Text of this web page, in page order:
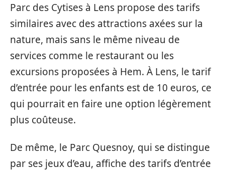
Parc des Cytises à Lens propose des tarifs
similaires avec des attractions axées sur la
nature, mais sans le même niveau de
services comme le restaurant ou les
excursions proposées à Hem. À Lens, le tarif
d’entrée pour les enfants est de 10 euros, ce
qui pourrait en faire une option légèrement
plus coûteuse.
De même, le Parc Quesnoy, qui se distingue
par ses jeux d’eau, affiche des tarifs d’entrée